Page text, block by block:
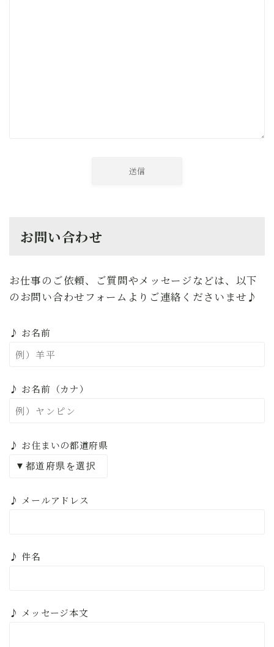
お問い合わせ
お仕事のご依頼、ご質問やメッセージなどは、以下
のお問い合わせフォームよりご連絡くださいませ♪
♪ お名前
♪ お名前（カナ）
♪ お住まいの都道府県
♪ メールアドレス
♪ 件名
♪ メッセージ本文